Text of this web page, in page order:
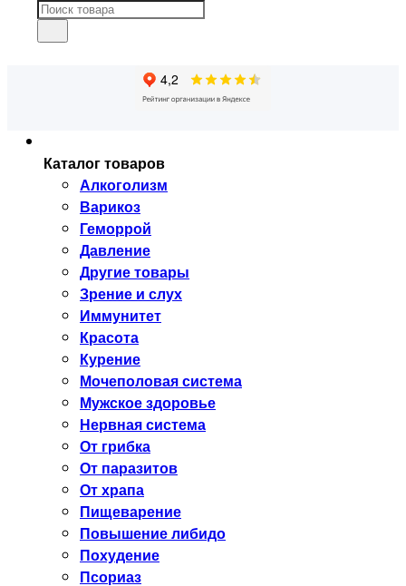
Каталог товаров
Алкоголизм
Варикоз
Геморрой
Давление
Другие товары
Зрение и слух
Иммунитет
Красота
Курение
Мочеполовая система
Мужское здоровье
Нервная система
От грибка
От паразитов
От храпа
Пищеварение
Повышение либидо
Похудение
Псориаз